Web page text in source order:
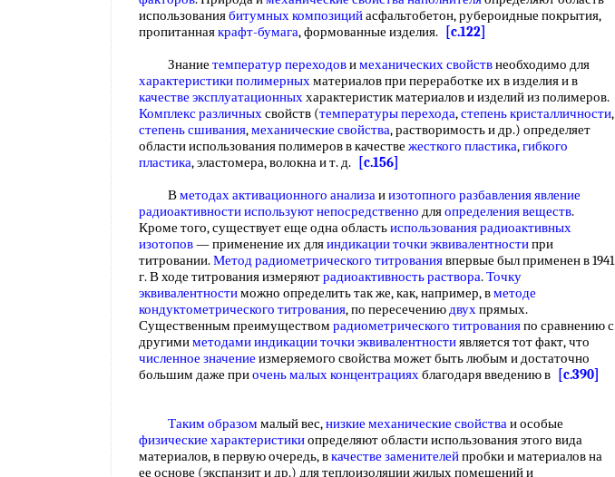
использованиябитумных композицийасфальтобетон, рубероидные покрытия,
пропитаннаякрафт-бумага, формованные изделия.
[c.122]
Знание температур переходовимеханических свойствнеобходимо для
характеристики полимерныхматериалов при переработке их в изделия и в
качестве эксплуатационныххарактеристик материалов и изделий из полимеров.
Комплекс различныхсвойств (температуры перехода,степень кристалличности,
степень сшивания,механические свойства, растворимость и др.) определяет
области использования полимеров в качестве жесткого пластика,гибкого
пластика, эластомера, волокна и т. д.
[c.156]
Вметодах активационного анализаиизотопного разбавленияявление
радиоактивностииспользуют непосредственно дляопределения веществ.
Кроме того, существует еще одна областьиспользования радиоактивных
изотопов— применение их дляиндикации точки эквивалентностипри
титровании.Метод радиометрического титрованиявпервые был применен в 1941
г. В ходе титрования измеряютрадиоактивность раствора.Точку
эквивалентностиможно определить так же, как, например, вметоде
кондуктометрического титрования, по пересечениюдвухпрямых.
Существенным преимуществом радиометрического титрованияпо сравнению с
другимиметодами индикации точки эквивалентностиявляется тот факт, что
численное значение измеряемого свойства может быть любым и достаточно
большим даже приочень малых концентрацияхблагодаря введению в [c.390]
Таким образом малый вес,низкие механические свойстваи особые
физические характеристикиопределяют области использования этого вида
материалов, в первую очередь, вкачестве заменителейпробки и материалов на
ее основе (экспанзит и др.) для теплоизоляции жилых помещений и